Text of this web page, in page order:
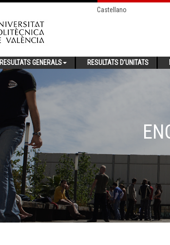
Castellano
RESULTATS GENERALS RESULTATS D'UNITATS